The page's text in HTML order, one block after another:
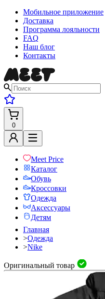
Мобильное приложение
Доставка
Программа лояльности
FAQ
Наш блог
Контакты
0
Meet Price
Каталог
Обувь
Кроссовки
Одежда
Аксессуары
Детям
Главная
>Одежда
>Nike
Оригинальный товар